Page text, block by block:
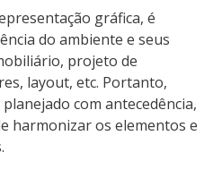
gráfica, é
do ambiente e seus
projeto de
layout, etc. Portanto,
com antecedência,
harmonizar os elementos e